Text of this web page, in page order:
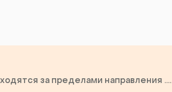
за пределами направления ....